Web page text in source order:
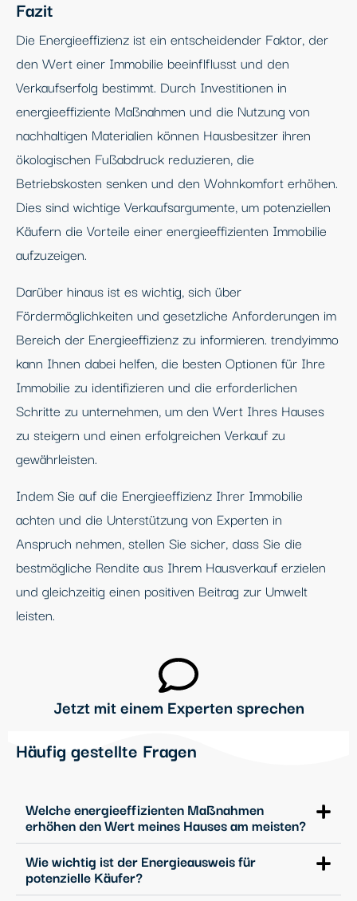
Fazit
Die Energieeffizienz ist ein entscheidender Faktor, der
den Wert einer Immobilie beeinflflusst und den
Verkaufserfolg bestimmt. Durch Investitionen in
energieeffiziente Maßnahmen und die Nutzung von
nachhaltigen Materialien können Hausbesitzer ihren
ökologischen Fußabdruck reduzieren, die
Betriebskosten senken und den Wohnkomfort erhöhen.
Dies sind wichtige Verkaufsargumente, um potenziellen
Käufern die Vorteile einer energieeffizienten Immobilie
aufzuzeigen.
Darüber hinaus ist es wichtig, sich über
Fördermöglichkeiten und gesetzliche Anforderungen im
Bereich der Energieeffizienz zu informieren. trendyimmo
kann Ihnen dabei helfen, die besten Optionen für Ihre
Immobilie zu identifizieren und die erforderlichen
Schritte zu unternehmen, um den Wert Ihres Hauses
zu steigern und einen erfolgreichen Verkauf zu
gewährleisten.
Indem Sie auf die Energieeffizienz Ihrer Immobilie
achten und die Unterstützung von Experten in
Anspruch nehmen, stellen Sie sicher, dass Sie die
bestmögliche Rendite aus Ihrem Hausverkauf erzielen
und gleichzeitig einen positiven Beitrag zur Umwelt
leisten.
Jetzt mit einem Experten sprechen
Häufig gestellte Fragen
Welche energieeffizienten Maßnahmen
erhöhen den Wert meines Hauses am meisten?
Wie wichtig ist der Energieausweis für
potenzielle Käufer?